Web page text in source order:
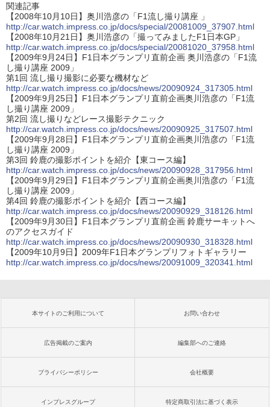
関連記事
【2008年10月10日】奥川浩彦の「F1流し撮り講座 」
http://car.watch.impress.co.jp/docs/special/20081009_37907.html
【2008年10月21日】奥川浩彦の「撮ってみましたF1日本GP」
http://car.watch.impress.co.jp/docs/special/20081020_37958.html
【2009年9月24日】F1日本グランプリ直前企画 奥川浩彦の「F1流
し撮り講座 2009」
第1回 流し撮り撮影に必要な機材など
http://car.watch.impress.co.jp/docs/news/20090924_317305.html
【2009年9月25日】F1日本グランプリ直前企画奥川浩彦の「F1流
し撮り講座 2009」
第2回 流し撮りなどレース撮影テクニック
http://car.watch.impress.co.jp/docs/news/20090925_317507.html
【2009年9月28日】F1日本グランプリ直前企画奥川浩彦の「F1流
し撮り講座 2009」
第3回 鈴鹿の撮影ポイントを紹介【東コース編】
http://car.watch.impress.co.jp/docs/news/20090928_317956.html
【2009年9月29日】F1日本グランプリ直前企画奥川浩彦の「F1流
し撮り講座 2009」
第4回 鈴鹿の撮影ポイントを紹介【西コース編】
http://car.watch.impress.co.jp/docs/news/20090929_318126.html
【2009年9月30日】F1日本グランプリ直前企画 鈴鹿サーキットへ
のアクセスガイド
http://car.watch.impress.co.jp/docs/news/20090930_318328.html
【2009年10月9日】2009年F1日本グランプリフォトギャラリー
http://car.watch.impress.co.jp/docs/news/20091009_320341.html
本サイトのご利用について お問い合わせ
広告掲載のご案内 編集部へのご連絡
プライバシーポリシー 会社概要
インプレスグループ 特定商取引法に基づく表示